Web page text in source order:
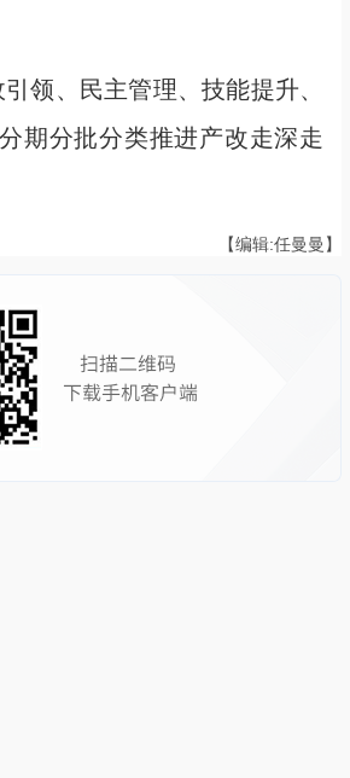
、民主管理、技能提升、
期分批分类推进产改走深走
【编辑:任曼曼】